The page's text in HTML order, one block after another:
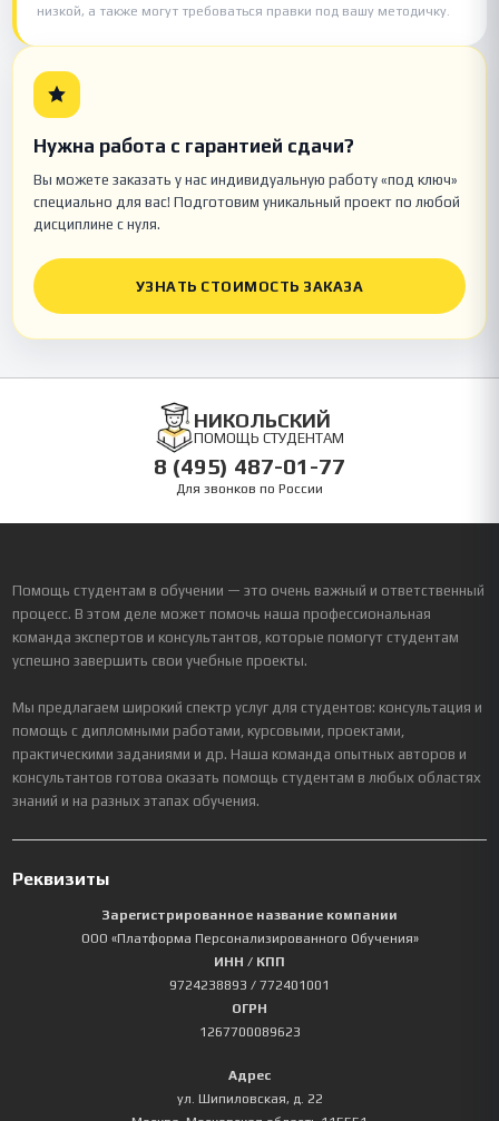
низкой, а также могут требоваться правки под вашу методичку.
Нужна работа с гарантией сдачи?
Вы можете заказать у нас индивидуальную работу «под ключ»
специально для вас! Подготовим уникальный проект по любой
дисциплине с нуля.
УЗНАТЬ СТОИМОСТЬ ЗАКАЗА
НИКОЛЬСКИЙ
ПОМОЩЬ СТУДЕНТАМ
8 (495) 487-01-77
Для звонков по России
Помощь студентам в обучении — это очень важный и ответственный
процесс. В этом деле может помочь наша профессиональная
команда экспертов и консультантов, которые помогут студентам
успешно завершить свои учебные проекты.
Мы предлагаем широкий спектр услуг для студентов: консультация и
помощь с дипломными работами, курсовыми, проектами,
практическими заданиями и др. Наша команда опытных авторов и
консультантов готова оказать помощь студентам в любых областях
знаний и на разных этапах обучения.
Реквизиты
Зарегистрированное название компании
ООО «Платформа Персонализированного Обучения»
ИНН / КПП
9724238893 / 772401001
ОГРН
1267700089623
Адрес
ул. Шипиловская, д. 22